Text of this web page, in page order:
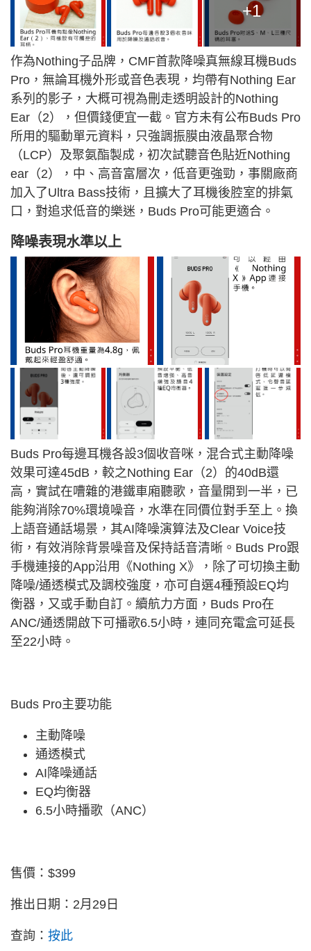
+1
作為Nothing子品牌，CMF首款降噪真無線耳機Buds
Pro，無論耳機外形或音色表現，均帶有Nothing Ear
系列的影子，大概可視為刪走透明設計的Nothing
Ear（2），但價錢便宜一截。官方未有公布Buds Pro
所用的驅動單元資料，只強調振膜由液晶聚合物
（LCP）及聚氨酯製成，初次試聽音色貼近Nothing
ear（2），中、高音富層次，低音更強勁，事關廠商
加入了Ultra Bass技術，且擴大了耳機後腔室的排氣
口，對追求低音的樂迷，Buds Pro可能更適合。
降噪表現水準以上
Buds Pro每邊耳機各設3個收音咪，混合式主動降噪
效果可達45dB，較之Nothing Ear（2）的40dB還
高，實試在嘈雜的港鐵車廂聽歌，音量開到一半，已
能夠消除70%環境噪音，水準在同價位對手至上。換
上語音通話場景，其AI降噪演算法及Clear Voice技
術，有效消除背景噪音及保持話音清晰。Buds Pro跟
手機連接的App沿用《Nothing X》，除了可切換主動
降噪/通透模式及調校強度，亦可自選4種預設EQ均
衡器，又或手動自訂。續航力方面，Buds Pro在
ANC/通透開啟下可播歌6.5小時，連同充電盒可延長
至22小時。
Buds Pro主要功能
主動降噪
通透模式
AI降噪通話
EQ均衡器
6.5小時播歌（ANC）
售價：$399
推出日期： 2月29日
查詢： 按此